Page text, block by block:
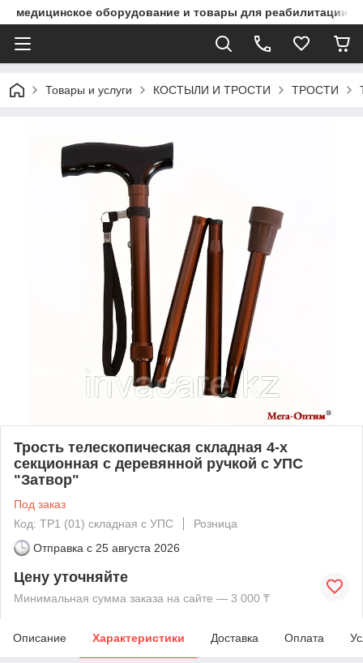
медицинское оборудование и товары для реабилитации
Товары и услуги КОСТЫЛИ И ТРОСТИ ТРОСТИ
Трость телескопическая складная 4-х
секционная с деревянной ручкой с УПС
"Затвор"
Под заказ
Код: ТР1 (01) складная с УПС
Розница
Отправка с 25 августа 2026
Цену уточняйте
Минимальная сумма заказа на сайте — 3 000 ₸
Описание Характеристики Доставка Оплата